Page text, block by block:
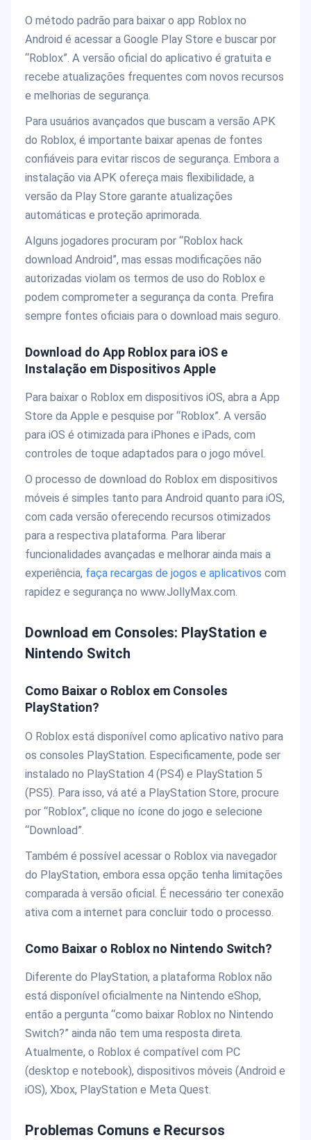
O método padrão para baixar o app Roblox no
Android é acessar a Google Play Store e buscar por
“Roblox”. A versão oficial do aplicativo é gratuita e
recebe atualizações frequentes com novos recursos
e melhorias de segurança.
Para usuários avançados que buscam a versão APK
do Roblox, é importante baixar apenas de fontes
confiáveis para evitar riscos de segurança. Embora a
instalação via APK ofereça mais flexibilidade, a
versão da Play Store garante atualizações
automáticas e proteção aprimorada.
Alguns jogadores procuram por “Roblox hack
download Android”, mas essas modificações não
autorizadas violam os termos de uso do Roblox e
podem comprometer a segurança da conta. Prefira
sempre fontes oficiais para o download mais seguro.
Download do App Roblox para iOS e
Instalação em Dispositivos Apple
Para baixar o Roblox em dispositivos iOS, abra a App
Store da Apple e pesquise por “Roblox”. A versão
para iOS é otimizada para iPhones e iPads, com
controles de toque adaptados para o jogo móvel.
O processo de download do Roblox em dispositivos
móveis é simples tanto para Android quanto para iOS,
com cada versão oferecendo recursos otimizados
para a respectiva plataforma. Para liberar
funcionalidades avançadas e melhorar ainda mais a
experiência, faça recargas de jogos e aplicativos com
rapidez e segurança no www.JollyMax.com.
Download em Consoles: PlayStation e
Nintendo Switch
Como Baixar o Roblox em Consoles
PlayStation?
O Roblox está disponível como aplicativo nativo para
os consoles PlayStation. Especificamente, pode ser
instalado no PlayStation 4 (PS4) e PlayStation 5
(PS5). Para isso, vá até a PlayStation Store, procure
por “Roblox”, clique no ícone do jogo e selecione
“Download”.
Também é possível acessar o Roblox via navegador
do PlayStation, embora essa opção tenha limitações
comparada à versão oficial. É necessário ter conexão
ativa com a internet para concluir todo o processo.
Como Baixar o Roblox no Nintendo Switch?
Diferente do PlayStation, a plataforma Roblox não
está disponível oficialmente na Nintendo eShop,
então a pergunta “como baixar Roblox no Nintendo
Switch?” ainda não tem uma resposta direta.
Atualmente, o Roblox é compatível com PC
(desktop e notebook), dispositivos móveis (Android e
iOS), Xbox, PlayStation e Meta Quest.
Problemas Comuns e Recursos